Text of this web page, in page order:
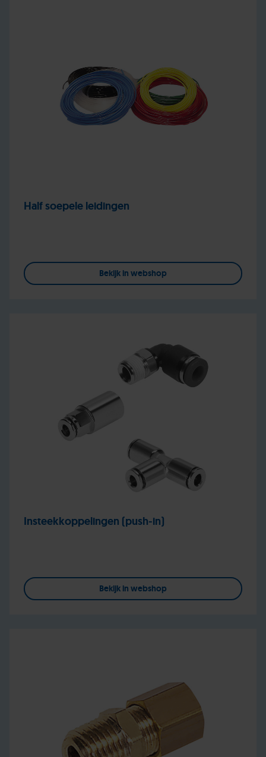
Half soepele leidingen
Bekijk in webshop
Insteekkoppelingen (push-in)
Bekijk in webshop